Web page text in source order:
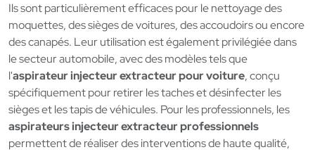
Ils sont particulièrement efficaces pour le nettoyage des
moquettes, des sièges de voitures, des accoudoirs ou encore
des canapés. Leur utilisation est également privilégiée dans
le secteur automobile, avec des modèles tels que
l'aspirateur injecteur extracteur pour voiture, conçu
spécifiquement pour retirer les taches et désinfecter les
sièges et les tapis de véhicules. Pour les professionnels, les
aspirateurs injecteur extracteur professionnels
permettent de réaliser des interventions de haute qualité,